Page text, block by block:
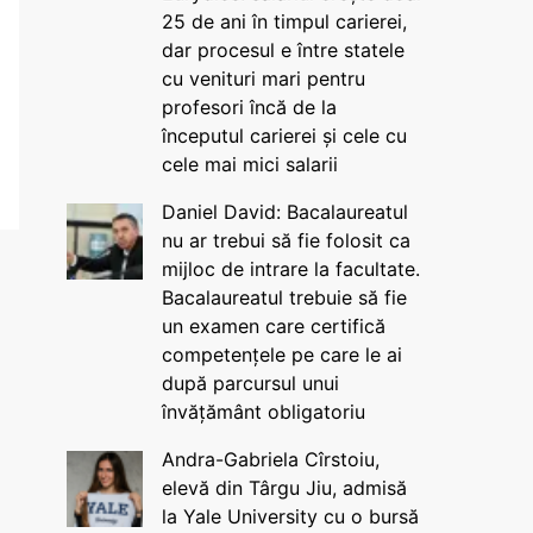
25 de ani în timpul carierei,
dar procesul e între statele
cu venituri mari pentru
profesori încă de la
începutul carierei și cele cu
cele mai mici salarii
Daniel David: Bacalaureatul
nu ar trebui să fie folosit ca
mijloc de intrare la facultate.
Bacalaureatul trebuie să fie
un examen care certifică
competențele pe care le ai
după parcursul unui
învățământ obligatoriu
Andra-Gabriela Cîrstoiu,
elevă din Târgu Jiu, admisă
la Yale University cu o bursă